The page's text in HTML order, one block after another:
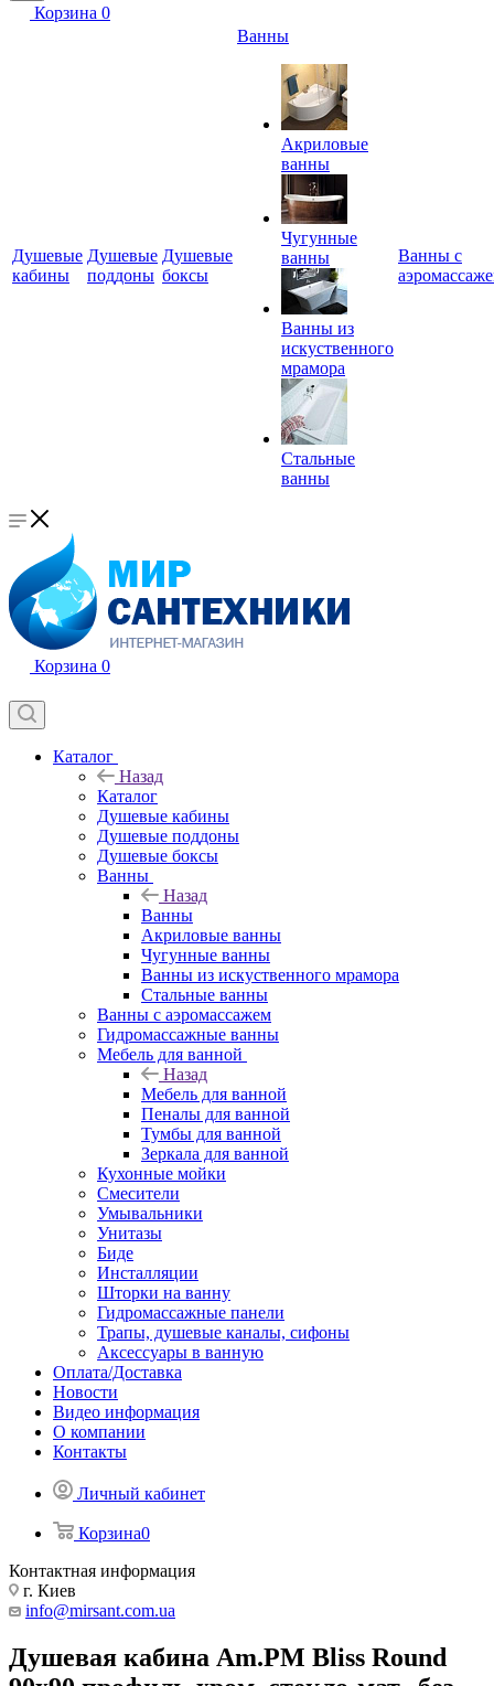
Корзина 0
Душевые
кабины
Душевые
поддоны
Душевые
боксы
Ванны
Акриловые
ванны
Чугунные
ванны
Ванны из
искуственного
мрамора
Стальные
ванны
Ванны с
Корзина 0
Каталог
Назад
Каталог
Душевые кабины
Душевые поддоны
Душевые боксы
Ванны
Назад
Ванны
Акриловые ванны
Чугунные ванны
Ванны из искуственного мрамора
Стальные ванны
Ванны с аэромассажем
Гидромассажные ванны
Мебель для ванной
Назад
Мебель для ванной
Пеналы для ванной
Тумбы для ванной
Зеркала для ванной
Кухонные мойки
Смесители
Умывальники
Унитазы
Биде
Инсталляции
Шторки на ванну
Гидромассажные панели
Трапы, душевые каналы, сифоны
Аксессуары в ванную
Оплата/Доставка
Новости
Видео информация
О компании
Контакты
Личный кабинет
Корзина0
Контактная информация
г. Киев
info@mirsant.com.ua
Душевая кабина Am.PM Bliss Round